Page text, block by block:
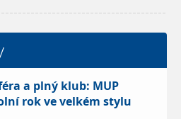
a plný klub: MUP
rok ve velkém stylu